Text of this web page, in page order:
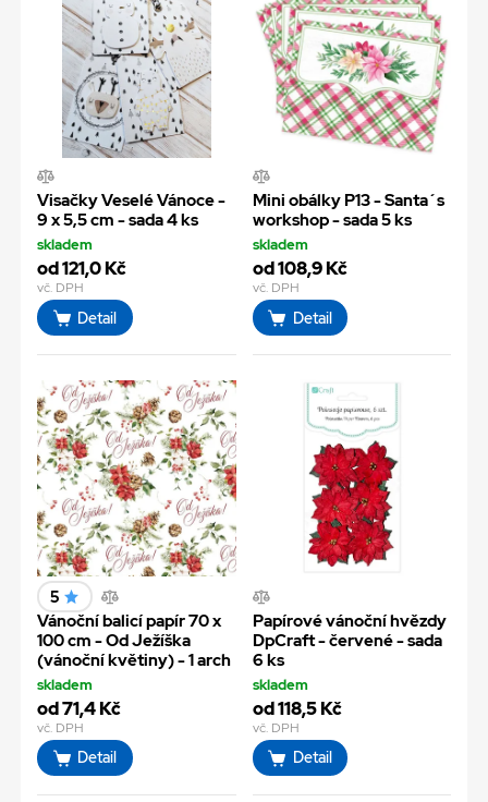
Visačky Veselé Vánoce -
9 x 5,5 cm - sada 4 ks
skladem
od 121,0 Kč
vč. DPH
Detail
Mini obálky P13 - Santa´s
workshop - sada 5 ks
skladem
od 108,9 Kč
vč. DPH
Detail
5
Vánoční balicí papír 70 x
100 cm - Od Ježíška
(vánoční květiny) - 1 arch
skladem
od 71,4 Kč
vč. DPH
Detail
Papírové vánoční hvězdy
DpCraft - červené - sada
6 ks
skladem
od 118,5 Kč
vč. DPH
Detail